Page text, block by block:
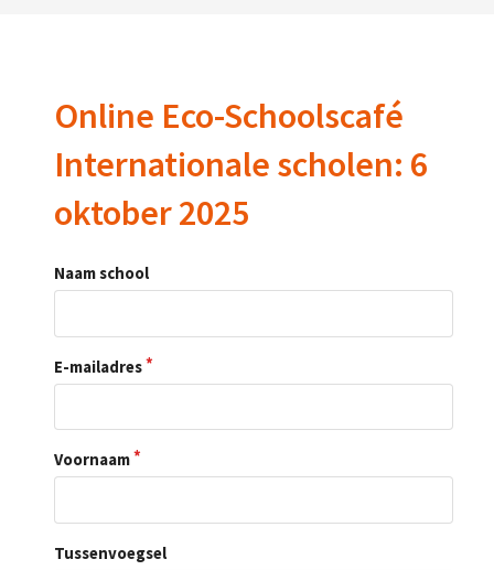
Online Eco-Schoolscafé
Internationale scholen: 6
oktober 2025
Naam school
E-mailadres
Voornaam
Tussenvoegsel